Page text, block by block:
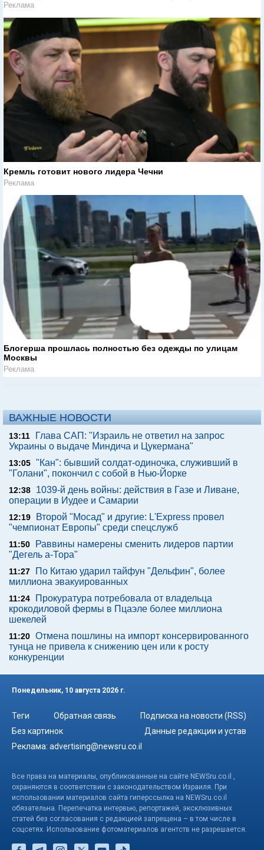
Реклама
Кремль готовит нового лидера Чечни
Реклама
Блогерша прошлась полностью без одежды по улицам
Москвы
Реклама
ВАЖНЫЕ НОВОСТИ
13:11
Глава САП: "Израиль не ответил на запрос
Украины о выдаче Миндича и Цукермана"
13:05 "Кан": бывший солдат-одиночка, служивший в
"Голани", покончил с собой в Нью-Йорке
12:38
1039-й день войны: действия в Газе и Ливане,
операции в Иудее и Самарии
12:19
Второй "Мосад" и другие: L'Express провел
"чемпионат Европы" среди спецслужб
11:50
Раввины намерены сменить лидеров партии
"Дегель а-Тора"
11:27
По Китаю ударил тайфун "Дельфин", более
миллиона эвакуированных
11:24
Прокуратура потребовала от владельца
крокодиловой фермы в Пцаэле более миллиона
шекелей
11:20 Отмена пошлины на импорт консервированного
тунца не привела к снижению цен или к росту
конкуренции
Понедельник, 10 августа 2026 г.
Теги Обратная связь
Подписка на новости (RSS)
Без картинок
Данные редакции и устав
Реклама: advertising@newsru.co.il
Все права на материалы, опубликованные на сайте NEWSru.co.il ,
охраняются в соответствии с законодательством Израиля. При
использовании материалов сайта гиперссылка на NEWSru.co.il
обязательна. Перепечатка интервью, репортажей, эксклюзивных
статей без согласования с редакцией запрещена – в том числе в
соцсетях. Использование фотоматериалов агентств не разрешается.